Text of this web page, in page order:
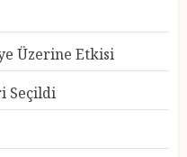
Üzerine Etkisi
Seçildi
En Güzel Kedileri